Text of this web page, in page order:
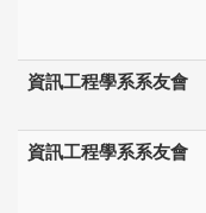
資訊工程學系系友會
資訊工程學系系友會